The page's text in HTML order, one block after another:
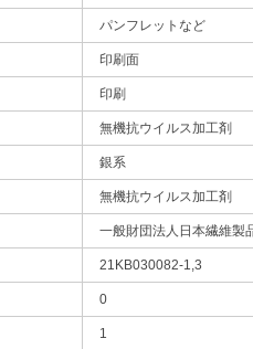
パンフレットなど
印刷面
印刷
無機抗ウイルス加工剤
銀系
無機抗ウイルス加工剤
一般財団法人日本繊維製
21KB030082-1,3
0
1